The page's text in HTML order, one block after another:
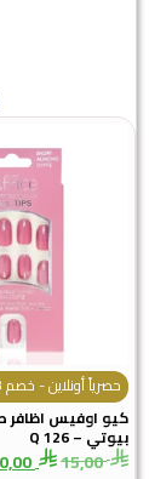
حصرياً أونلاين - خصم 33%
كيو اوفيس اظافر
بيوتي – Q 126
15,00